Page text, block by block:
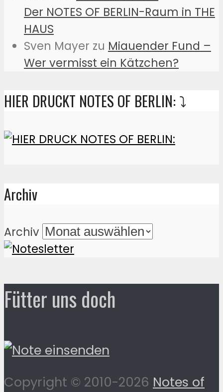
Der NOTES OF BERLIN-Raum in THE
HAUS
Sven Mayer zu Miauender Fund –
Wer vermisst ein Kätzchen?
HIER DRUCKT NOTES OF BERLIN: ⤵️
Archiv
Archiv
Fütter uns doch
Copyright © 2010-2026 Notes of